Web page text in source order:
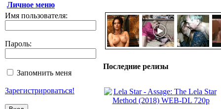
Личное меню
Имя пользователя:
Пароль:
Запомнить меня
Зарегистрироваться!
Последние релизы